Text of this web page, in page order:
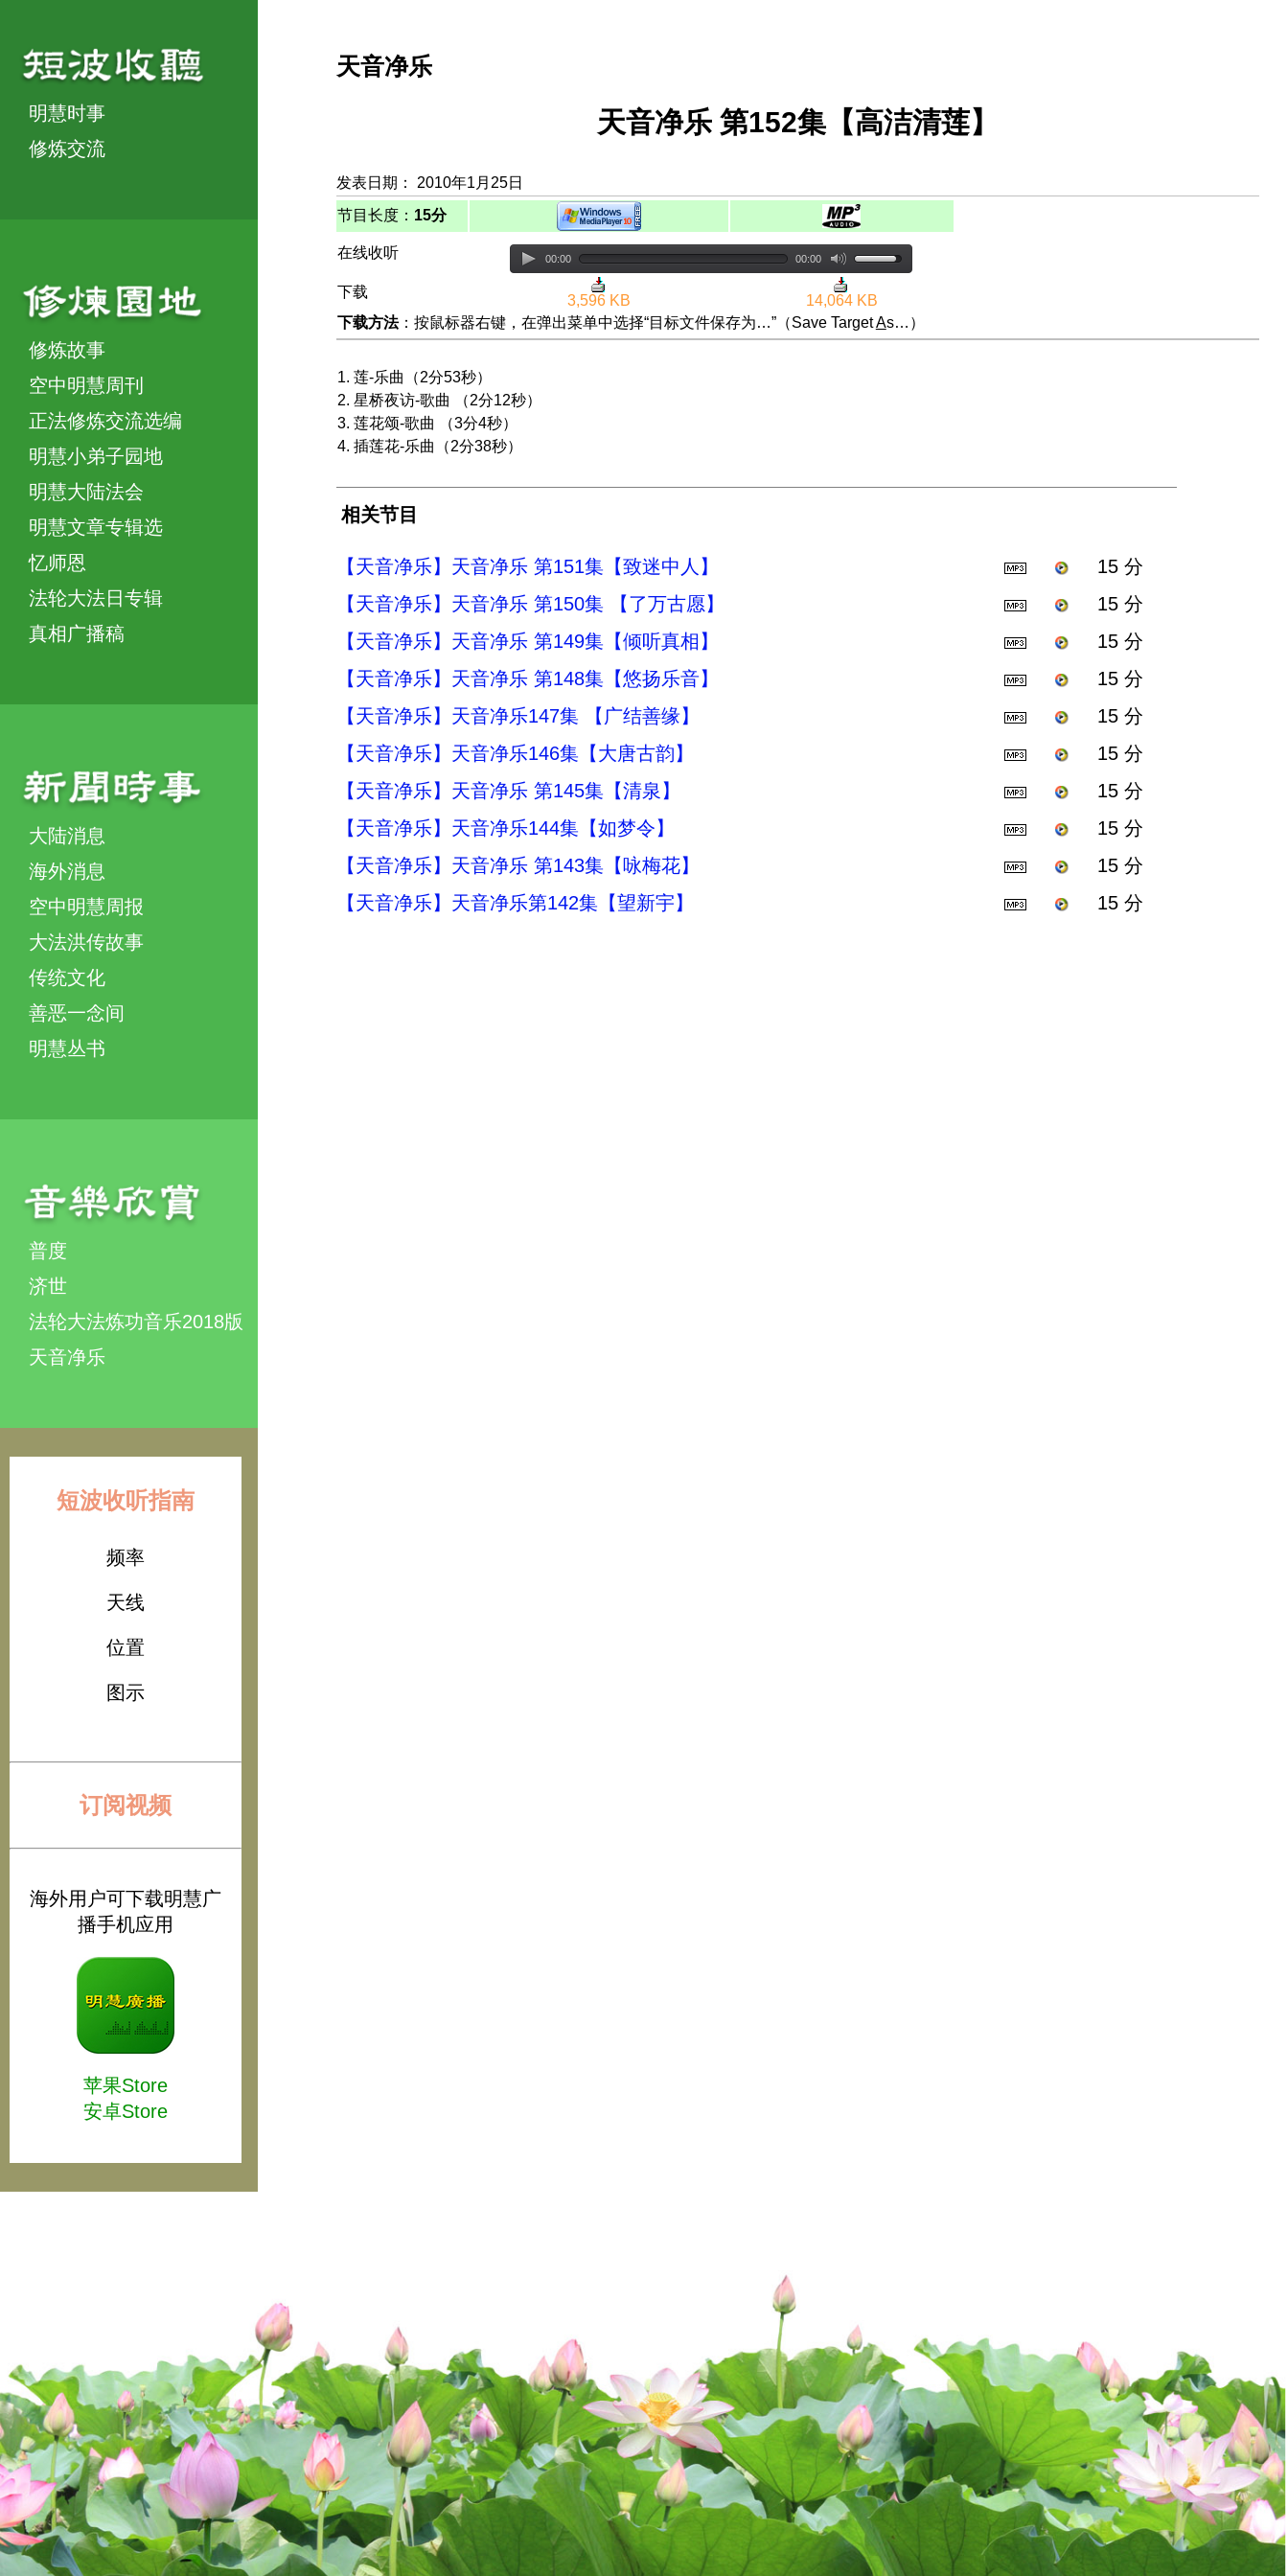
明慧时事
修炼交流
修炼故事
空中明慧周刊
正法修炼交流选编
明慧小弟子园地
明慧大陆法会
明慧文章专辑选
忆师恩
法轮大法日专辑
真相广播稿
大陆消息
海外消息
空中明慧周报
大法洪传故事
传统文化
善恶一念间
明慧丛书
普度
济世
法轮大法炼功音乐2018版
天音净乐
短波收听指南
频率
天线
位置
图示
订阅视频
海外用户可下载明慧广
播手机应用
苹果Store
安卓Store
天音净乐
天音净乐 第152集【高洁清莲】
发表日期： 2010年1月25日
节目长度： 15分
在线收听 00:00 00:00
下载
3,596 KB
14,064 KB
下载方法：按鼠标器右键，在弹出菜单中选择“目标文件保存为…”（Save TargetAs…）
1. 莲-乐曲（2分53秒）
2. 星桥夜访-歌曲 （2分12秒）
3. 莲花颂-歌曲 （3分4秒）
4. 插莲花-乐曲（2分38秒）
相关节目
【天音净乐】天音净乐 第151集【致迷中人】
15 分
【天音净乐】天音净乐 第150集 【了万古愿】
15 分
【天音净乐】天音净乐 第149集【倾听真相】
15 分
【天音净乐】天音净乐 第148集【悠扬乐音】
15 分
【天音净乐】天音净乐147集 【广结善缘】
15 分
【天音净乐】天音净乐146集【大唐古韵】
15 分
【天音净乐】天音净乐 第145集【清泉】
15 分
【天音净乐】天音净乐144集【如梦令】
15 分
【天音净乐】天音净乐 第143集【咏梅花】
15 分
【天音净乐】天音净乐第142集【望新宇】
15 分